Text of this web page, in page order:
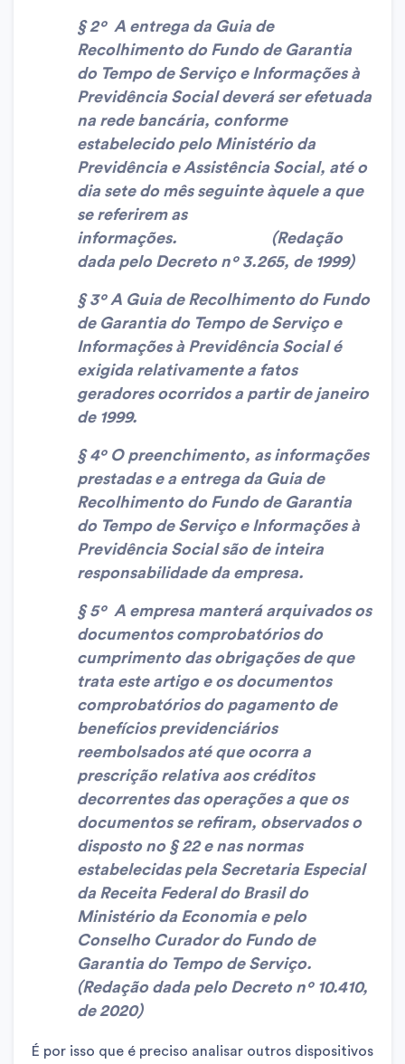
§ 2º A entrega da Guia de
Recolhimento do Fundo de Garantia
do Tempo de Serviço e Informações à
Previdência Social deverá ser efetuada
na rede bancária, conforme
estabelecido pelo Ministério da
Previdência e Assistência Social, até o
dia sete do mês seguinte àquele a que
se referirem as
informações. (Redação
dada pelo Decreto nº 3.265, de 1999)
§ 3º A Guia de Recolhimento do Fundo
de Garantia do Tempo de Serviço e
Informações à Previdência Social é
exigida relativamente a fatos
geradores ocorridos a partir de janeiro
de 1999.
§ 4º O preenchimento, as informações
prestadas e a entrega da Guia de
Recolhimento do Fundo de Garantia
do Tempo de Serviço e Informações à
Previdência Social são de inteira
responsabilidade da empresa.
§5º A empresa manterá arquivados os
documentos comprobatórios do
cumprimento das obrigações de que
trata este artigo e os documentos
comprobatórios do pagamento de
benefícios previdenciários
reembolsados até que ocorra a
prescrição relativa aos créditos
decorrentes das operações a que os
documentos se refiram, observados o
disposto no § 22 e nas normas
estabelecidas pela Secretaria Especial
da Receita Federal do Brasil do
Ministério da Economia e pelo
Conselho Curador do Fundo de
Garantia do Tempo de Serviço.
(Redação dada pelo Decreto nº 10.410,
de 2020)
É por isso que é preciso analisar outros dispositivos